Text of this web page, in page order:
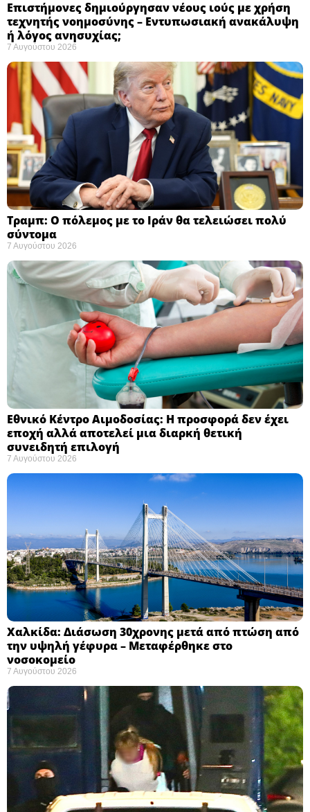
Επιστήμονες δημιούργησαν νέους ιούς με χρήση
τεχνητής νοημοσύνης – Εντυπωσιακή ανακάλυψη
ή λόγος ανησυχίας; ​
7 Αυγούστου 2026
Τραμπ: Ο πόλεμος με το Ιράν θα τελειώσει πολύ
σύντομα ​
7 Αυγούστου 2026
Εθνικό Κέντρο Αιμοδοσίας: H προσφορά δεν έχει
εποχή αλλά αποτελεί μια διαρκή θετική
συνειδητή επιλογή ​
7 Αυγούστου 2026
Χαλκίδα: Διάσωση 30χρονης μετά από πτώση από
την υψηλή γέφυρα – Μεταφέρθηκε στο
νοσοκομείο ​
7 Αυγούστου 2026